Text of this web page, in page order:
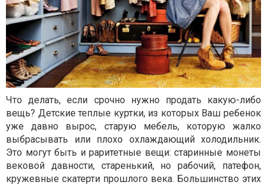
Что делать, если срочно нужно продать какую-либо
вещь? Детские теплые куртки, из которых Ваш ребенок
уже давно вырос, старую мебель, которую жалко
выбрасывать или плохо охлаждающий холодильник.
Это могут быть и раритетные вещи: старинные монеты
вековой давности, старенький, но рабочий, патефон,
кружевные скатерти прошлого века. Большинство этих